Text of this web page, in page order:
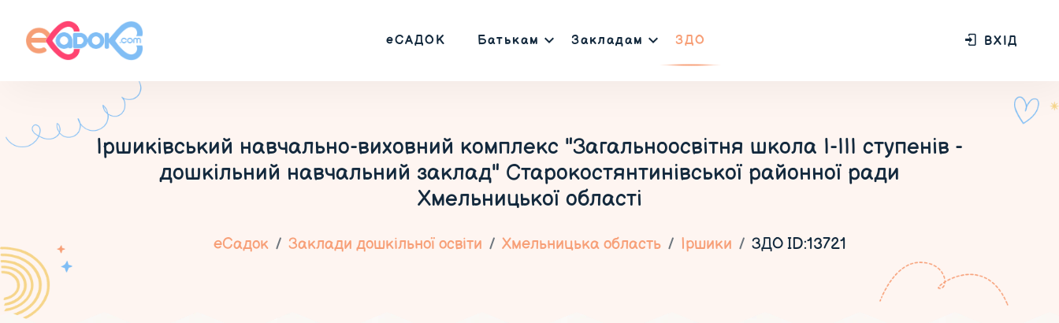
еСАДОК Батькам Закладам ЗДО ВХІД
Іршиківський навчально-виховний комплекс "Загальноосвітня школа І-ІІІ ступенів -
дошкільний навчальний заклад" Старокостянтинівської районної ради
Хмельницької області
еСадок Заклади дошкільної освіти Хмельницька область Іршики ЗДО ID:13721